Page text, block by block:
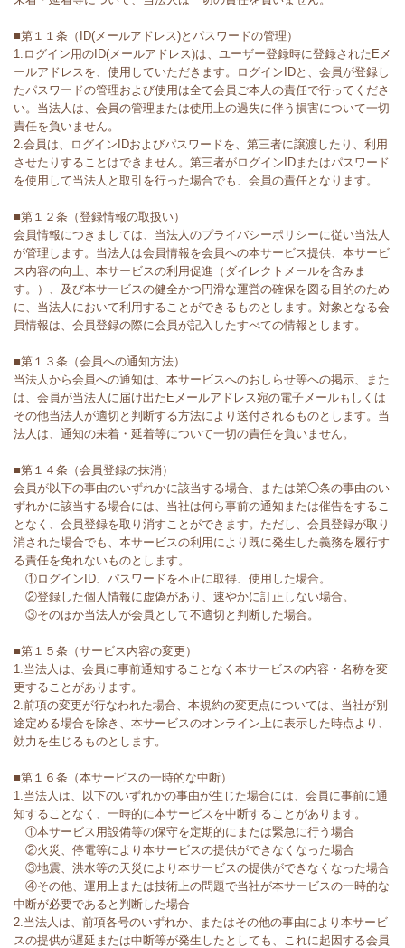
■第１１条（ID(メールアドレス)とパスワードの管理）
1.ログイン用のID(メールアドレス)は、ユーザー登録時に登録されたEメ
ールアドレスを、使用していただきます。ログインIDと、会員が登録し
たパスワードの管理および使用は全て会員ご本人の責任で行ってくださ
い。当法人は、会員の管理または使用上の過失に伴う損害について一切
責任を負いません。
2.会員は、ログインIDおよびパスワードを、第三者に譲渡したり、利用
させたりすることはできません。第三者がログインIDまたはパスワード
を使用して当法人と取引を行った場合でも、会員の責任となります。
■第１２条（登録情報の取扱い）
会員情報につきましては、当法人のプライバシーポリシーに従い当法人
が管理します。当法人は会員情報を会員への本サービス提供、本サービ
ス内容の向上、本サービスの利用促進（ダイレクトメールを含みま
す。）、及び本サービスの健全かつ円滑な運営の確保を図る目的のため
に、当法人において利用することができるものとします。対象となる会
員情報は、会員登録の際に会員が記入したすべての情報とします。
■第１３条（会員への通知方法）
当法人から会員への通知は、本サービスへのおしらせ等への掲示、また
は、会員が当法人に届け出たEメールアドレス宛の電子メールもしくは
その他当法人が適切と判断する方法により送付されるものとします。当
法人は、通知の未着・延着等について一切の責任を負いません。
■第１４条（会員登録の抹消）
会員が以下の事由のいずれかに該当する場合、または第◯条の事由のい
ずれかに該当する場合には、当社は何ら事前の通知または催告をするこ
となく、会員登録を取り消すことができます。ただし、会員登録が取り
消された場合でも、本サービスの利用により既に発生した義務を履行す
る責任を免れないものとします。
①ログインID、パスワードを不正に取得、使用した場合。
②登録した個人情報に虚偽があり、速やかに訂正しない場合。
③そのほか当法人が会員として不適切と判断した場合。
■第１５条（サービス内容の変更）
1.当法人は、会員に事前通知することなく本サービスの内容・名称を変
更することがあります。
2.前項の変更が行なわれた場合、本規約の変更点については、当社が別
途定める場合を除き、本サービスのオンライン上に表示した時点より、
効力を生じるものとします。
■第１６条（本サービスの一時的な中断）
1.当法人は、以下のいずれかの事由が生じた場合には、会員に事前に通
知することなく、一時的に本サービスを中断することがあります。
①本サービス用設備等の保守を定期的にまたは緊急に行う場合
②火災、停電等により本サービスの提供ができなくなった場合
③地震、洪水等の天災により本サービスの提供ができなくなった場合
④その他、運用上または技術上の問題で当社が本サービスの一時的な
中断が必要であると判断した場合
2.当法人は、前項各号のいずれか、またはその他の事由により本サービ
スの提供が遅延または中断等が発生したとしても、これに起因する会員